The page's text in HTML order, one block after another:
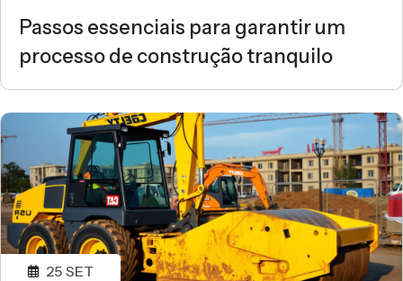
Passos essenciais para garantir um
processo de construção tranquilo
25 SET